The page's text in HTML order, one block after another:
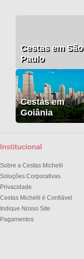
Cestas em São
Paulo
Cestas em
Goiânia
Institucional
Sobre a Cestas Michelli
Soluções Corporativas
Privacidade
Cestas Michelli é Confiável
Indique Nosso Site
Pagamentos